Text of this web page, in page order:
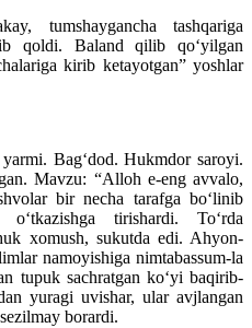
tumshaygancha tashqariga
qoldi. Baland qilib qo‘yilgan
kirib ketayotgan” yoshlar
Bag‘dod. Hukmdor saroyi.
Mavzu: “Alloh e-eng avvalo,
bir necha tarafga bo‘linib
tirishardi. To‘rda
xomush, sukutda edi. Ahyon-
namoyishiga nimtabassum-la
tupuk sachratgan ko‘yi baqirib-
yuragi uvishar, ular avjlangan
borardi.